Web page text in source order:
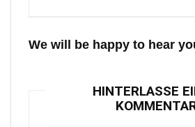
We will be happy to hear
HINTERLASSE